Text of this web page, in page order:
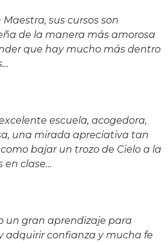
sus cursos son
de la manera más amorosa
que hay mucho más dentro
escuela, acogedora,
una mirada apreciativa tan
bajar un trozo de Cielo a la
en clase…
un gran aprendizaje para
adquirir confianza y mucha fe